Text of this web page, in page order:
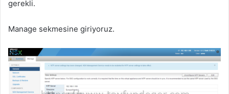
d
m
e
k
gerekli.
Manage sekmesine giriyoruz.